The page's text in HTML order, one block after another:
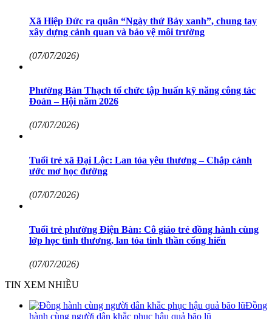
Xã Hiệp Đức ra quân “Ngày thứ Bảy xanh”, chung tay
xây dựng cảnh quan và bảo vệ môi trường
(07/07/2026)
Phường Bàn Thạch tổ chức tập huấn kỹ năng công tác
Đoàn – Hội năm 2026
(07/07/2026)
Tuổi trẻ xã Đại Lộc: Lan tỏa yêu thương – Chắp cánh
ước mơ học đường
(07/07/2026)
Tuổi trẻ phường Điện Bàn: Cô giáo trẻ đồng hành cùng
lớp học tình thương, lan tỏa tinh thần cống hiến
(07/07/2026)
TIN XEM NHIỀU
Đồng
hành cùng người dân khắc phục hậu quả bão lũ